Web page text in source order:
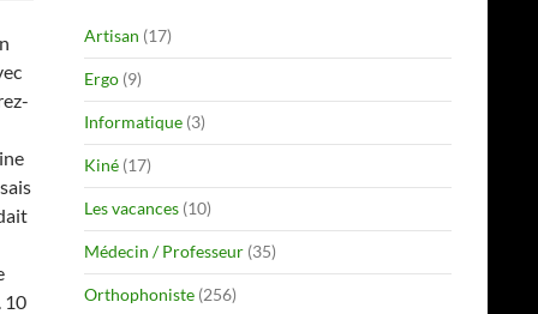
10
Artisan (17)
Ergo (9)
Informatique (3)
Kiné (17)
Les vacances (10)
Médecin / Professeur (35)
Orthophoniste (256)